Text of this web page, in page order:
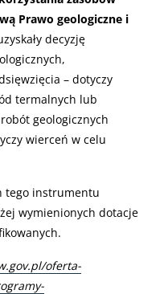
Prawo geologiczne i
decyzję
– dotyczy
termalnych lub
geologicznych
wierceń w celu
tego instrumentu
wymienionych dotacje
oferta-